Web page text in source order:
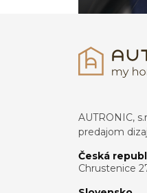
AUTRONIC,
predajom
Česká
Chrustenice